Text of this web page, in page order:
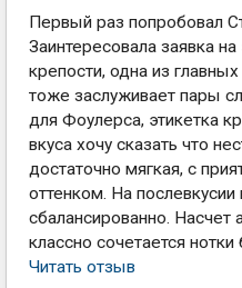
Первый раз попробовал
Заинтересовала заявка
крепости, одна из
тоже заслуживает пары
для Фоулерса, этикетка
вкуса хочу сказать что
достаточно мягкая, с
оттенком. На
сбалансированно. Насчет
классно сочетается
Читать отзыв